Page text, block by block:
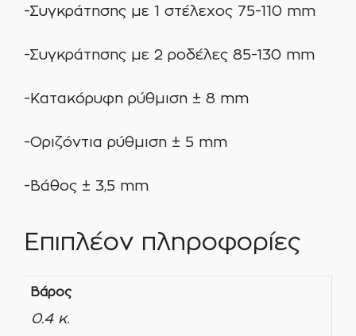
-Συγκράτησης με 1 στέλεχος 75-110 mm
-Συγκράτησης με 2 ροδέλες 85-130 mm
-Κατακόρυφη ρύθμιση ± 8 mm
-Οριζόντια ρύθμιση ± 5 mm
-Βάθος ± 3,5 mm
Επιπλέον πληροφορίες
Βάρος
0.4 κ.